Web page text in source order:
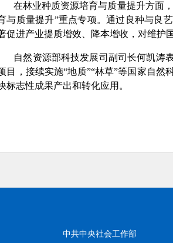
在林业种质资源培育与质量提升方面
与质量提升”重点专项。通过良种与良
促进产业提质增效、降本增收，对维护
自然资源部科技发展司副司长何凯涛
目，接续实施“地质”“林草”等国家自然
标志性成果产出和转化应用。
中共中央社会工作部